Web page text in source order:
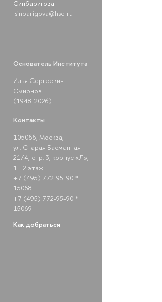
Синбаригова
lsinbarigova@hse.ru
Основатель Института
Илья Сергеевич
Смирнов
(1948-2026)
Контакты
105066, Москва,
ул. Старая Басманная
21/4, стр. 3, корпус «Л»,
1 - 2 этаж.
+7 (495) 772-95-90 *
15068
+7 (495) 772-95-90 *
15069
Как добраться